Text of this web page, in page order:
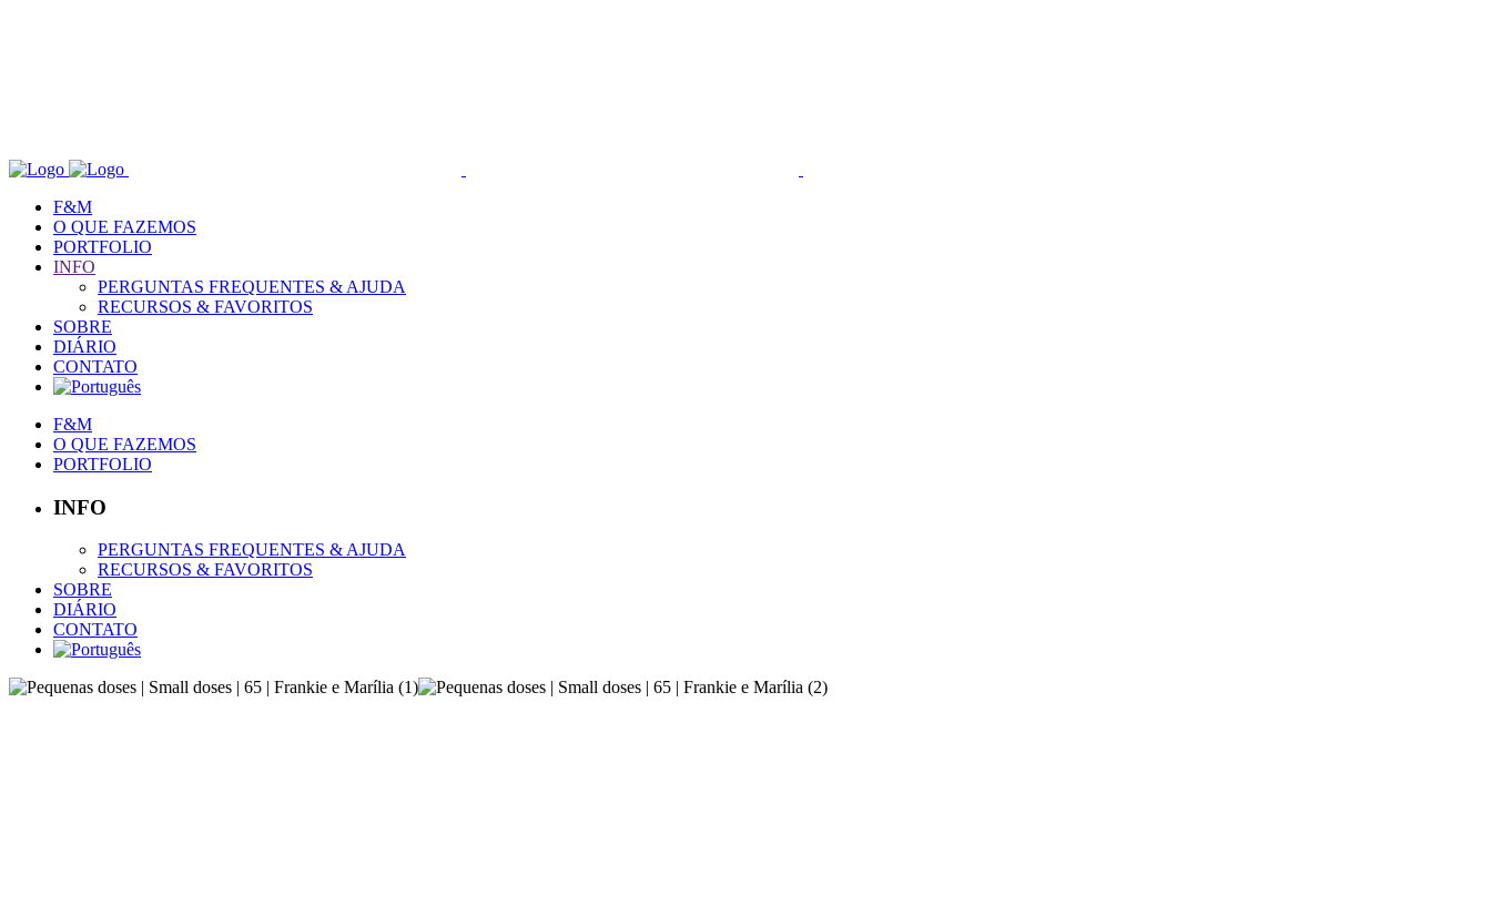
F&M
O QUE FAZEMOS
PORTFOLIO
INFO
PERGUNTAS FREQUENTES & AJUDA
RECURSOS & FAVORITOS
SOBRE
DIÁRIO
CONTATO
F&M
O QUE FAZEMOS
PORTFOLIO
INFO
PERGUNTAS FREQUENTES & AJUDA
RECURSOS & FAVORITOS
SOBRE
DIÁRIO
CONTATO